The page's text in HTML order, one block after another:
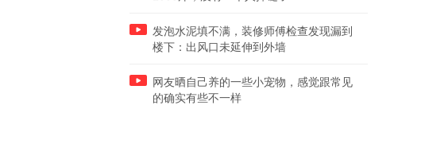
发泡水泥填不满，装修师傅检查发现漏到
楼下：出风口未延伸到外墙
网友晒自己养的一些小宠物，感觉跟常见
的确实有些不一样